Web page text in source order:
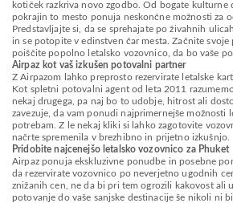
kotiček razkriva novo zgodbo. Od bogate kulturne
pokrajin to mesto ponuja neskončne možnosti za
Predstavljajte si, da se sprehajate po živahnih
in se potopite v edinstven čar mesta. Začnite
poiščite popolno letalsko vozovnico, da bo vaše
Airpaz kot vaš izkušen potovalni partner
Z Airpazom lahko preprosto rezervirate letalske
Kot spletni potovalni agent od leta 2011
nekaj drugega, pa naj bo to udobje, hitrost ali
zavezuje, da vam ponudi najprimernejše možnosti
potrebam. Z le nekaj kliki si lahko zagotovite
načrte spremenila v brezhibno in prijetno izkušnjo.
Pridobite najcenejšo letalsko vozovnico za Phuket
Airpaz ponuja ekskluzivne ponudbe in posebne
da rezervirate vozovnico po neverjetno ugodnih
znižanih cen, ne da bi pri tem ogrozili kakovost ali
potovanje do vaše sanjske destinacije še nikoli ni